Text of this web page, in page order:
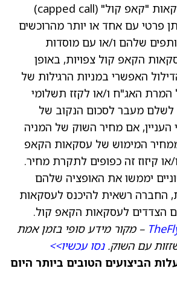
מצפה להיכנס לעסקאות "קאפ קול" (capped call)
פרטי עם אחד או יותר מהרוכשים
שלהם ו/או עם מוסדות
הקאפ קול צפויות, באופן
האפשרי במניות הרגילות של
האג"ח ו/או לקזז תשלומי
לשלם מעבר לסכום הנקוב של
העניין, אם מחיר השוק של המניה
ממחיר המימוש של עסקאות הקאפ
קיזוז זה כפופים לתקרת מחיר.
יממשו את האופציה שלהם
החברה רשאית להיכנס לעסקאות
הצדדים לעסקאות הקאפ קול.
– מקור מידע סופי בזמן אמת
עם השוק.נסו עכשיו>>
הביצועים הטובים ביותר היום